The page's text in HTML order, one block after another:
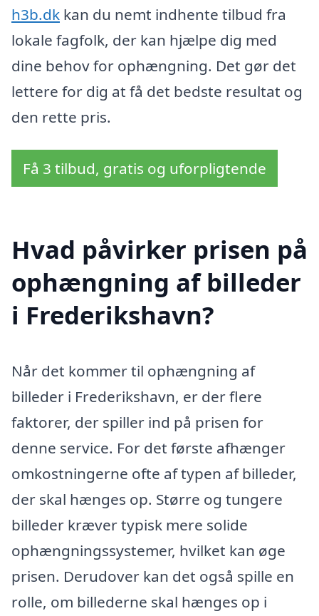
h3b.dk kan du nemt indhente tilbud fra
lokale fagfolk, der kan hjælpe dig med
dine behov for ophængning. Det gør det
lettere for dig at få det bedste resultat og
den rette pris.
Få 3 tilbud, gratis og uforpligtende
Hvad påvirker prisen på
ophængning af billeder
i Frederikshavn?
Når det kommer til ophængning af
billeder i Frederikshavn, er der flere
faktorer, der spiller ind på prisen for
denne service. For det første afhænger
omkostningerne ofte af typen af billeder,
der skal hænges op. Større og tungere
billeder kræver typisk mere solide
ophængningssystemer, hvilket kan øge
prisen. Derudover kan det også spille en
rolle, om billederne skal hænges op i